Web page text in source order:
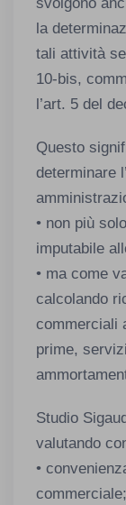
la
tali attività
10-bis,
l’art. 5 del
Questo
determinare
• non più
imputabile
• ma come
calcolando
commerciali
prime,
Studio
valutando
•
commerciale;